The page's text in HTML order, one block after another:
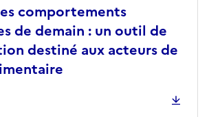
comportements
de demain : un outil de
destiné aux acteurs de